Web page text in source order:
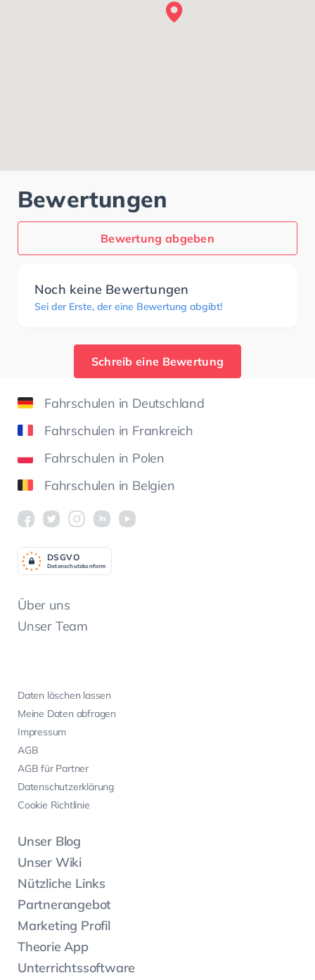
Bewertungen
Bewertung abgeben
Noch keine Bewertungen
Sei der Erste, der eine Bewertung abgibt!
Schreib eine Bewertung
Fahrschulen in Deutschland
Fahrschulen in Frankreich
Fahrschulen in Polen
Fahrschulen in Belgien
Über uns
Unser Team
Daten löschen lassen
Meine Daten abfragen
Impressum
AGB
AGB für Partner
Datenschutzerklärung
Cookie Richtlinie
Unser Blog
Unser Wiki
Nützliche Links
Partnerangebot
Marketing Profil
Theorie App
Unterrichtssoftware
Datenschutzkonform
DSGVO